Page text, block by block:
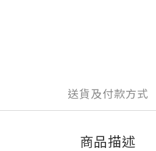
送貨及付款方式
商品描述